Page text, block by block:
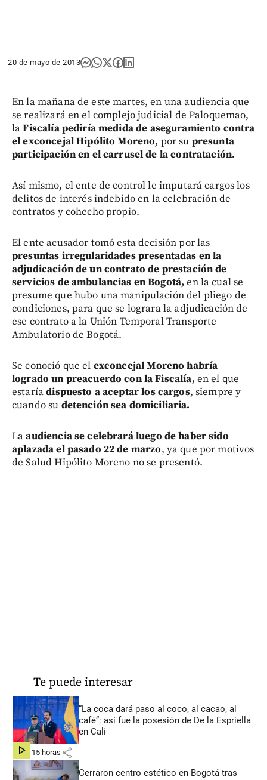
20 de mayo de 2013
En la mañana de este martes, en una audiencia que
se realizará en el complejo judicial de Paloquemao,
laFiscalía pediría medida de aseguramiento contra
el exconcejal Hipólito Moreno, por su presunta
participación en el carrusel de la contratación.
Así mismo, el ente de control le imputará cargos los
delitos de interés indebido en la celebración de
contratos y cohecho propio.
El ente acusador tomó esta decisión por las
presuntas irregularidades presentadas en la
adjudicación de un contrato de prestación de
servicios de ambulancias en Bogotá, en la cual se
presume que hubo una manipulación del pliego de
condiciones, para que se lograra la adjudicación de
ese contrato a la Unión Temporal Transporte
Ambulatorio de Bogotá.
Se conoció que el exconcejal Moreno habría
logrado un preacuerdo con la Fiscalía, en el que
estaríadispuesto a aceptar los cargos, siempre y
cuando su detención sea domiciliaria.
Laaudiencia se celebrará luego de haber sido
aplazada el pasado 22 de marzo, ya que por motivos
de Salud Hipólito Moreno no se presentó.
Te puede interesar
“La coca dará paso al coco, al cacao, al
café”: así fue la posesión de De la Espriella
en Cali
hace 15 horas share
Cerraron centro estético en Bogotá tras